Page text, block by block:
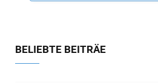
BELIEBTE BEITRÄE